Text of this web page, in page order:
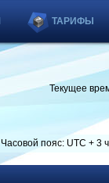
ТАРИФЫ
Текущее
Часовой пояс: UTC + 3